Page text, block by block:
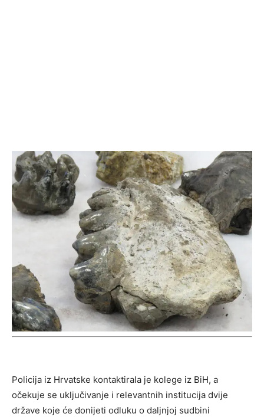
Policija iz Hrvatske kontaktirala je kolege iz BiH, a
očekuje se uključivanje i relevantnih institucija dvije
države koje će donijeti odluku o daljnjoj sudbini